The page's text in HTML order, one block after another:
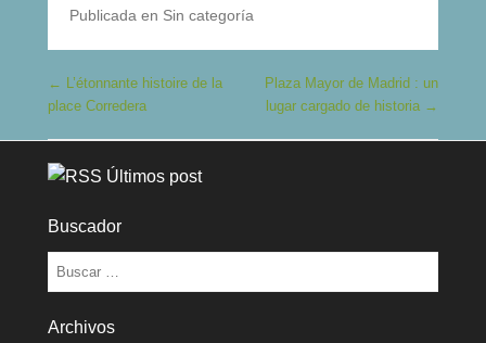
Publicada en Sin categoría
Navegación de entradas
← L’étonnante histoire de la
place Corredera
Plaza Mayor de Madrid : un
lugar cargado de historia →
Últimos post
Buscador
Buscar
Archivos